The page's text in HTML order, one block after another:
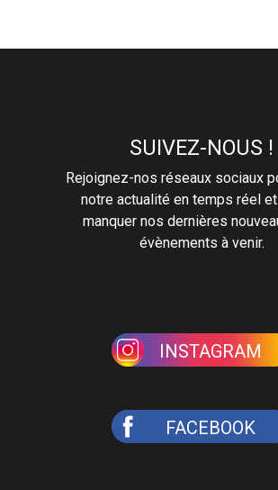
SUIVEZ-NOUS !
Rejoignez-nos réseaux sociaux
notre actualité en temps réel
manquer nos dernières
évènements à venir.
INSTAGRAM
FACEBOOK